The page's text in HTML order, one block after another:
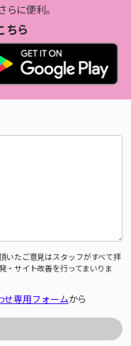
に便利。
ちら
いたご意見はスタッフがすべて拝
・サイト改善を行ってまいりま
せ専用フォームから